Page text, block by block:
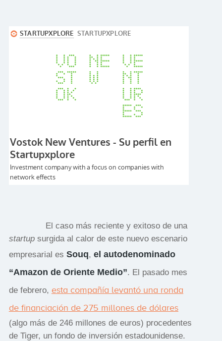
El caso más reciente y exitoso de una
startup surgida al calor de este nuevo escenario
empresarial es Souq, el autodenominado
“Amazon de Oriente Medio”. El pasado mes
de febrero, esta compañía levantó una ronda
de financiación de 275 millones de dólares
(algo más de 246 millones de euros) procedentes
de Tiger, un fondo de inversión estadounidense.